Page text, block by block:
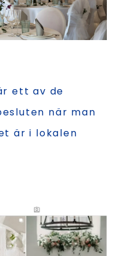
ett av de
när man
är i lokalen